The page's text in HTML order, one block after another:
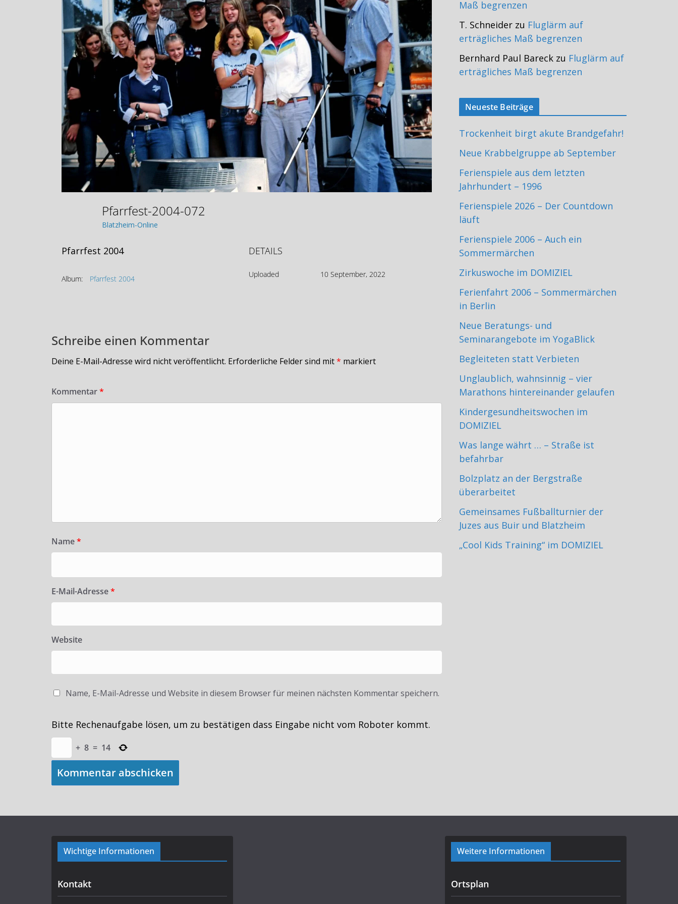
Pfarrfest-2004-072
Blatzheim-Online
Pfarrfest 2004
Album: Pfarrfest 2004
DETAILS
Uploaded 10 September, 2022
Schreibe einen Kommentar
Deine E-Mail-Adresse wird nicht veröffentlicht. Erforderliche Felder sind mit* markiert
Kommentar*
Name*
E-Mail-Adresse*
Website
Name, E-Mail-Adresse und Website in diesem Browser für meinen nächsten Kommentar speichern.
Bitte Rechenaufgabe lösen, um zu bestätigen dass Eingabe nicht vom Roboter kommt.
+ 8 = 14
Maß begrenzen
T. Schneider zu Fluglärm auf
erträgliches Maß begrenzen
Bernhard Paul Bareck zu Fluglärm auf
erträgliches Maß begrenzen
Neueste Beiträge
Trockenheit birgt akute Brandgefahr!
Neue Krabbelgruppe ab September
Ferienspiele aus dem letzten
Jahrhundert – 1996
Ferienspiele 2026 – Der Countdown
läuft
Ferienspiele 2006 – Auch ein
Sommermärchen
Zirkuswoche im DOMIZIEL
Ferienfahrt 2006 – Sommermärchen
in Berlin
Neue Beratungs- und
Seminarangebote im YogaBlick
Begleiteten statt Verbieten
Unglaublich, wahnsinnig – vier
Marathons hintereinander gelaufen
Kindergesundheitswochen im
DOMIZIEL
Was lange währt … – Straße ist
befahrbar
Bolzplatz an der Bergstraße
überarbeitet
Gemeinsames Fußballturnier der
Juzes aus Buir und Blatzheim
„Cool Kids Training“ im DOMIZIEL
Wichtige Informationen
Kontakt
Weitere Informationen
Ortsplan